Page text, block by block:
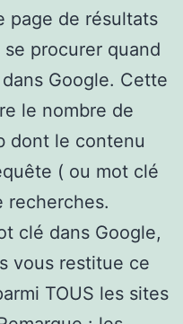
page de résultats
procurer quand
Google. Cette
le nombre de
dont le contenu
( ou mot clé
recherches.
clé dans Google,
vous restitue ce
TOUS les sites